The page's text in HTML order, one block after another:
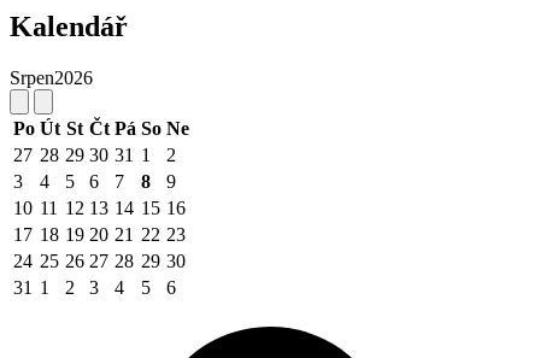
Kalendář
Srpen2026
Po Út St Čt Pá So Ne
27 28 29 30 31 1
2
3
4 5 6 7 8
9
10 11 12 13 14 15 16
17 18 19 20 21 22 23
24 25 26 27 28 29 30
31 1 2 3 4 5 6